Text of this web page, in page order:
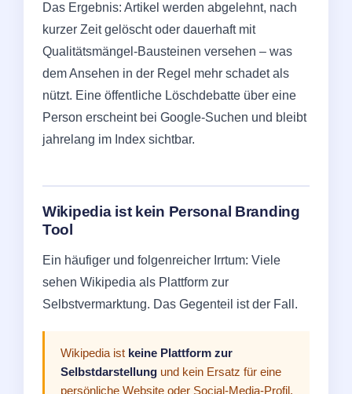
Das Ergebnis: Artikel werden abgelehnt, nach
kurzer Zeit gelöscht oder dauerhaft mit
Qualitätsmängel-Bausteinen versehen – was
dem Ansehen in der Regel mehr schadet als
nützt. Eine öffentliche Löschdebatte über eine
Person erscheint bei Google-Suchen und bleibt
jahrelang im Index sichtbar.
Wikipedia ist kein Personal Branding
Tool
Ein häufiger und folgenreicher Irrtum: Viele
sehen Wikipedia als Plattform zur
Selbstvermarktung. Das Gegenteil ist der Fall.
Wikipedia ist keine Plattform zur
Selbstdarstellung und kein Ersatz für eine
persönliche Website oder Social-Media-Profil.